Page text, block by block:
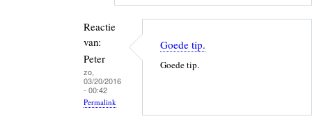
antwoordReactie
van:
Peter
zo,
03/20/2016
- 00:42
Permalink
Goede tip.
Goede tip.